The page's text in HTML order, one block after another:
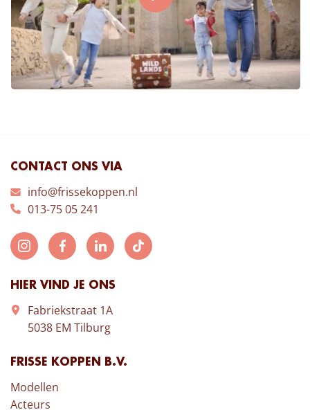
CONTACT ONS VIA
info@frissekoppen.nl
013-75 05 241
HIER VIND JE ONS
Fabriekstraat 1A
5038 EM Tilburg
FRISSE KOPPEN B.V.
Modellen
Acteurs